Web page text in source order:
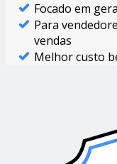
Focado em
Para
vendas
Melhor custo